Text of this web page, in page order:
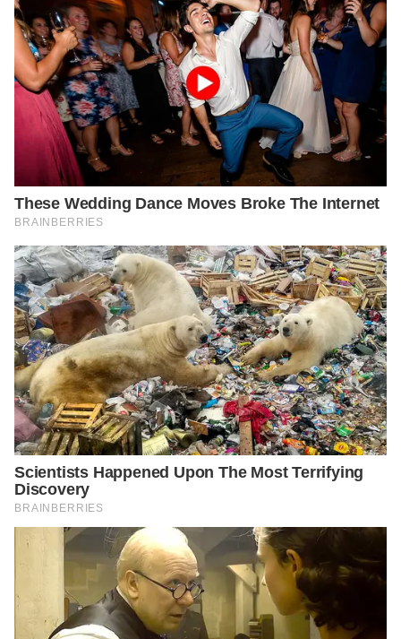
https://medlineplus.gov/ency/article/001147.htm
#:~:text=Imperforate%20anus%20is%20a%20de
fect,present%20from%20birth%20(congenital).